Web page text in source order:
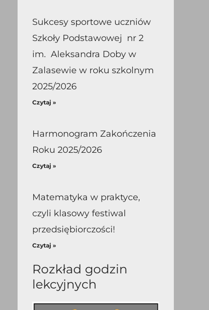
Sukcesy sportowe uczniów
Szkoły Podstawowej nr 2
im. Aleksandra Doby w
Zalasewie w roku szkolnym
2025/2026
Czytaj »
Harmonogram Zakończenia
Roku 2025/2026
Czytaj »
Matematyka w praktyce,
czyli klasowy festiwal
przedsiębiorczości!
Czytaj »
Rozkład godzin
lekcyjnych